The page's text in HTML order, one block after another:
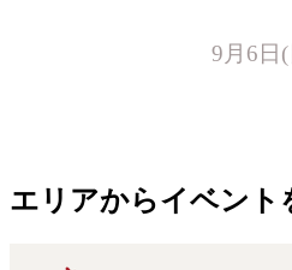
9月6日
エリアからイベント